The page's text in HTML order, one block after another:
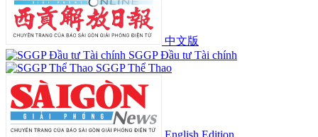
中文版
SGGP Đầu tư Tài chính
SGGP Thể Thao
English Edition